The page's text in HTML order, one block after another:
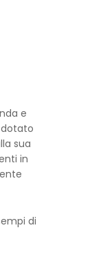
e
sua
in
di